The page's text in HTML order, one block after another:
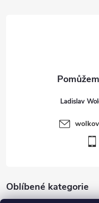
Oblíbené kategorie
Ladislav